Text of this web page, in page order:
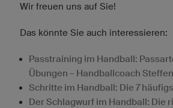
Wir freuen uns auf Sie!
Das könnte Sie auch interessieren:
Passtraining im Handball:
Übungen – Handballcoach
Schritte im Handball: Die 7
Der Schlagwurf im Handball: Die